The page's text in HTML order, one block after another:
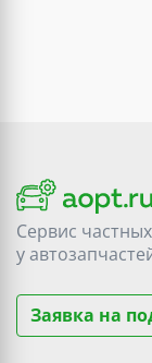
Сервис
у
Заявка на